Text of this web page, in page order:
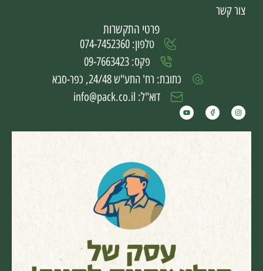
צור קשר
פרטי התקשרות
טלפון: 074-7452360
פקס: 09-7663423
כתובת: רח' התע"ש 24/48, כפר-סבא
דוא"ל: info@pack.co.il